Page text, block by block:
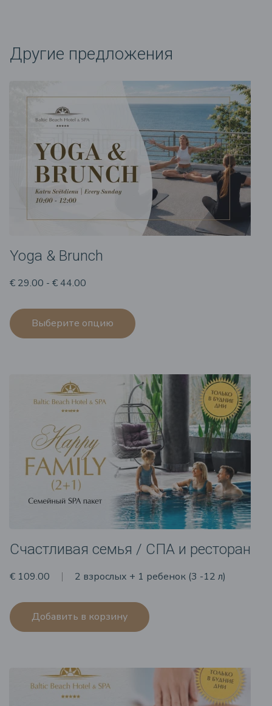
Другие предложения
Yoga & Brunch
€ 29.00 - € 44.00
Выберите опцию
Счастливая семья / СПА и ресторан
€ 109.00 2 взрослых + 1 ребенок (3 -12 л)
Добавить в корзину